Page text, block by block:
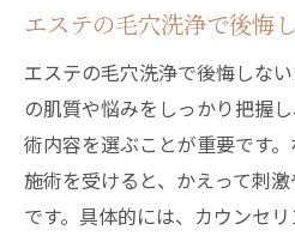
エステの毛穴洗浄で後悔
エステの毛穴洗浄で後悔しな
の肌質や悩みをしっかり把握
術内容を選ぶことが重要です
施術を受けると、かえって刺
です。具体的には、カウンセ